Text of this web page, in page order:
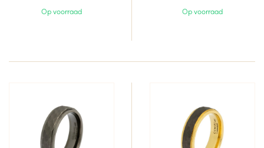
Op voorraad Op voorraad